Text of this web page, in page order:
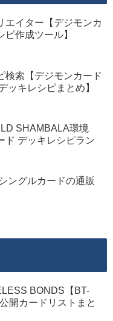
エイター【デジモンカ
作成ツール】
検索【デジモンカード
ッキレシピまとめ】
SHAMBALA環境
ド デッキレシピラン
ングルカードの通販
BONDS【BT-
開カードリストまと